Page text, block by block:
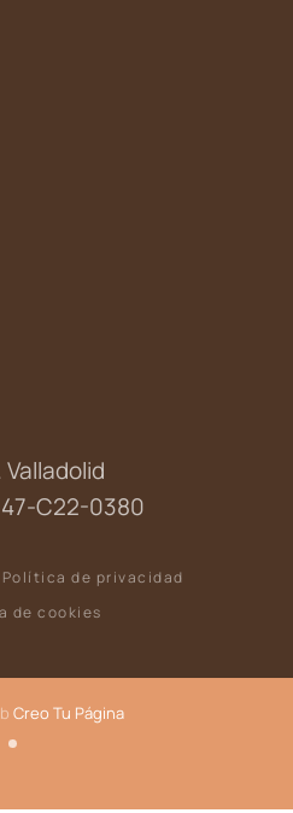
Valladolid
C22-0380
Política de privacidad
de cookies
Creo Tu Página